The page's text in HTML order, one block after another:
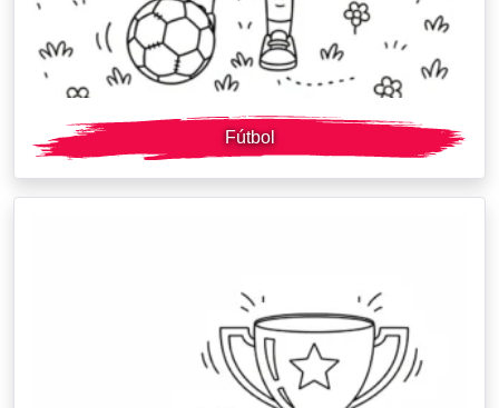
Fútbol